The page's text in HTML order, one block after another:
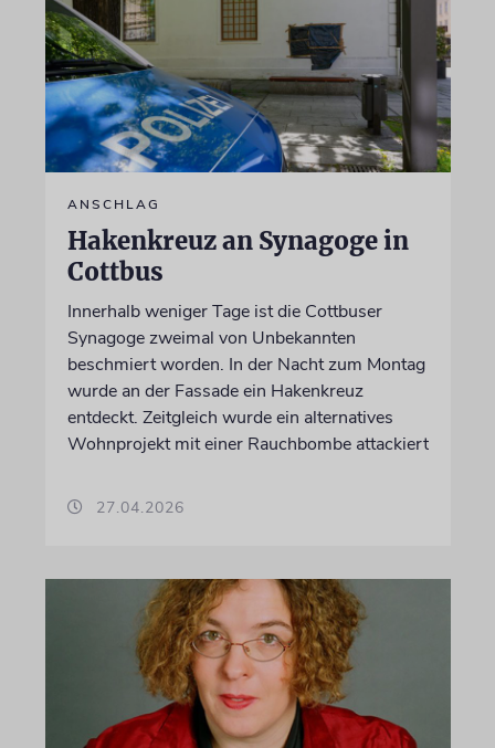
ANSCHLAG
Hakenkreuz an Synagoge in
Cottbus
Innerhalb weniger Tage ist die Cottbuser
Synagoge zweimal von Unbekannten
beschmiert worden. In der Nacht zum Montag
wurde an der Fassade ein Hakenkreuz
entdeckt. Zeitgleich wurde ein alternatives
Wohnprojekt mit einer Rauchbombe attackiert
27.04.2026